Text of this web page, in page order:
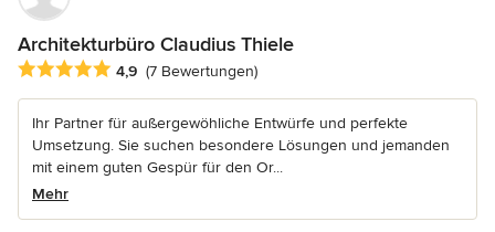
Architekturbüro Claudius Thiele
Durchschnittliche Bewertung: 4.9 von 5 Sternen
4,9 (7 Bewertungen)
Ihr Partner für außergewöhliche Entwürfe und perfekte
Umsetzung. Sie suchen besondere Lösungen und jemanden
mit einem guten Gespür für den Or...
Mehr